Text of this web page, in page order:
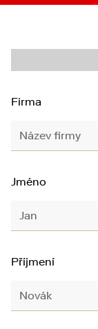
Firma
Jméno
Příjmení